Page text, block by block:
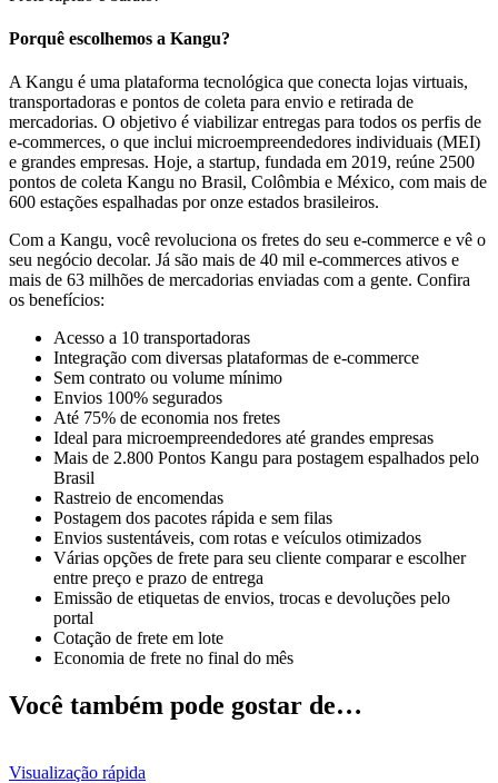
Porquê escolhemos a Kangu?
A Kangu é uma plataforma tecnológica que conecta lojas virtuais,
transportadoras e pontos de coleta para envio e retirada de
mercadorias. O objetivo é viabilizar entregas para todos os perfis de
e-commerces, o que inclui microempreendedores individuais (MEI)
e grandes empresas. Hoje, a startup, fundada em 2019, reúne 2500
pontos de coleta Kangu no Brasil, Colômbia e México, com mais de
600 estações espalhadas por onze estados brasileiros.
Com a Kangu, você revoluciona os fretes do seu e-commerce e vê o
seu negócio decolar. Já são mais de 40 mil e-commerces ativos e
mais de 63 milhões de mercadorias enviadas com a gente. Confira
os benefícios:
Acesso a 10 transportadoras
Integração com diversas plataformas de e-commerce
Sem contrato ou volume mínimo
Envios 100% segurados
Até 75% de economia nos fretes
Ideal para microempreendedores até grandes empresas
Mais de 2.800 Pontos Kangu para postagem espalhados pelo
Brasil
Rastreio de encomendas
Postagem dos pacotes rápida e sem filas
Envios sustentáveis, com rotas e veículos otimizados
Várias opções de frete para seu cliente comparar e escolher
entre preço e prazo de entrega
Emissão de etiquetas de envios, trocas e devoluções pelo
portal
Cotação de frete em lote
Economia de frete no final do mês
Você também pode gostar de…
Visualização rápida